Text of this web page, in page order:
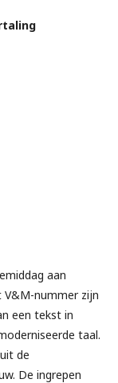
aan
V&M-nummer zijn
een tekst in
taal.
de
De ingrepen